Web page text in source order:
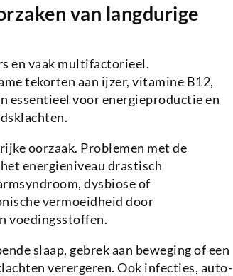
van langdurige
en vaak multifactorieel.
tekorten aan ijzer, vitamine B12,
essentieel voor energieproductie en
oorzaak. Problemen met de
energieniveau drastisch
dysbiose of
vermoeidheid door
voedingsstoffen.
slaap, gebrek aan beweging of een
verergeren. Ook infecties, auto-